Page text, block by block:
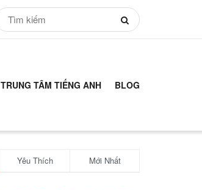
TRUNG TÂM TIẾNG ANH BLOG
Yêu Thích Mới Nhất